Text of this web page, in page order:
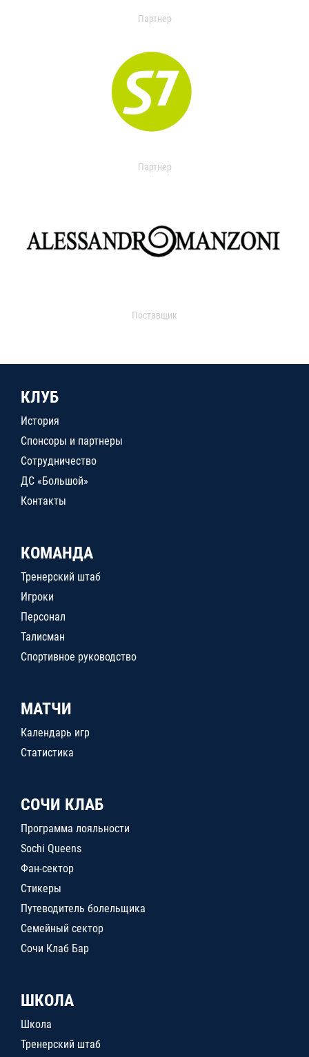
Партнер
Партнер
Поставщик
КЛУБ
История
Спонсоры и партнеры
Сотрудничество
ДС «Большой»
Контакты
КОМАНДА
Тренерский штаб
Игроки
Персонал
Талисман
Спортивное руководство
МАТЧИ
Календарь игр
Статистика
СОЧИ КЛАБ
Программа лояльности
Sochi Queens
Фан-сектор
Стикеры
Путеводитель болельщика
Семейный сектор
Сочи Клаб Бар
ШКОЛА
Школа
Тренерский штаб